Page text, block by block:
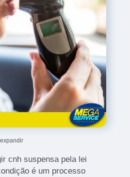
cnh suspensa pela lei
é um processo